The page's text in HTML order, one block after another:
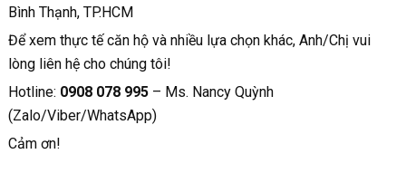
Bình Thạnh, TP.HCM
Để xem thực tế căn hộ và nhiều lựa chọn khác, Anh/Chị vui
lòng liên hệ cho chúng tôi!
Hotline: 0908 078 995– Ms. Nancy Quỳnh
(Zalo/Viber/WhatsApp)
Cảm ơn!